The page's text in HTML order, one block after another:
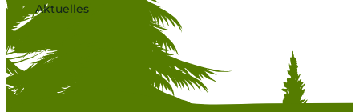
Aktuelles